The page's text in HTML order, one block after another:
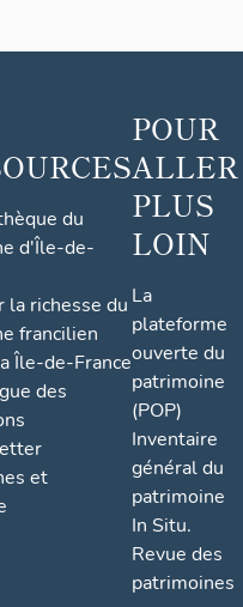
du
d'Île-de-
la richesse du
francilien
Île-de-France
des
et
POUR
ALLER
PLUS
LOIN
La
plateforme
ouverte du
patrimoine
(POP)
Inventaire
général du
patrimoine
In Situ.
Revue des
patrimoines